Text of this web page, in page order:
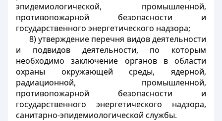
эпидемиологической, промышленной,
противопожарной безопасности и
государственного энергетического надзора;
8) утверждение перечня видов деятельности
и подвидов деятельности, по которым
необходимо заключение органов в области
охраны окружающей среды, ядерной,
радиационной, промышленной,
противопожарной безопасности и
государственного энергетического надзора,
санитарно-эпидемиологической службы.